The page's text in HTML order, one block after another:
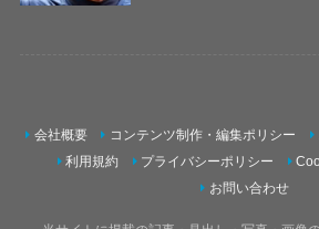
会社概要 コンテンツ制作・編集ポリシー
利用規約
プライバシーポリシー
お問い合わせ